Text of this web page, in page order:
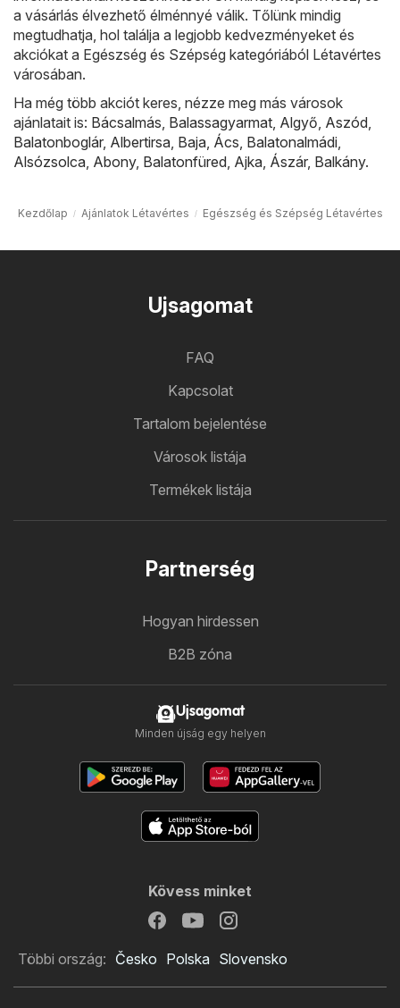
a vásárlás élvezhető élménnyé válik. Tőlünk mindig
megtudhatja, hol találja a legjobb kedvezményeket és
akciókat a Egészség és Szépség kategóriából Létavértes
városában.
Ha még több akciót keres, nézze meg más városok
ajánlatait is: Bácsalmás Balassagyarmat Algyő Aszód
Balatonboglár, Albertirsa Baja Ács Balatonalmádi
Alsózsolca Abony, Balatonfüred Ajka Ászár, Balkány.
Kezdőlap Ajánlatok Létavértes Egészség és Szépség Létavértes
Ujsagomat
FAQ
Kapcsolat
Tartalom bejelentése
Városok listája
Termékek listája
Partnerség
Hogyan hirdessen
B2B zóna
Ujsagomat
Minden újság egy helyen
Kövess minket
Többi ország: Česko Polska Slovensko